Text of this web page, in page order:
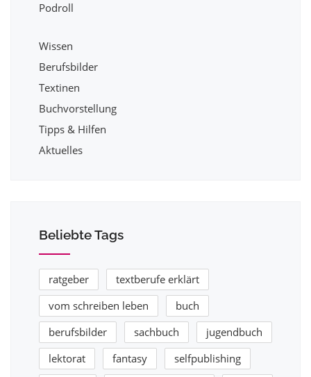
Podroll
Wissen
Berufsbilder
Textinen
Buchvorstellung
Tipps & Hilfen
Aktuelles
Beliebte Tags
ratgeber
textberufe erklärt
vom schreiben leben
buch
berufsbilder
sachbuch
jugendbuch
lektorat
fantasy
selfpublishing